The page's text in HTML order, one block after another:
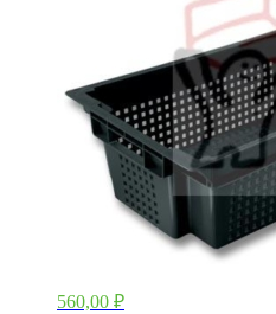
560,00 ₽